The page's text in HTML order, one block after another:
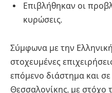
Επιβλήθηκαν οι
κυρώσεις.
Σύμφωνα με την
στοχευμένες
επόμενο διάστημα και
Θεσσαλονίκης, με στόχο